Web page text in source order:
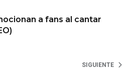
a fans al cantar
SIGUIENTE